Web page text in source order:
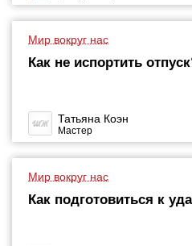
Мир вокруг нас
Как не испортить
Татьяна Коэн
Мастер
Мир вокруг нас
Как подготовиться к